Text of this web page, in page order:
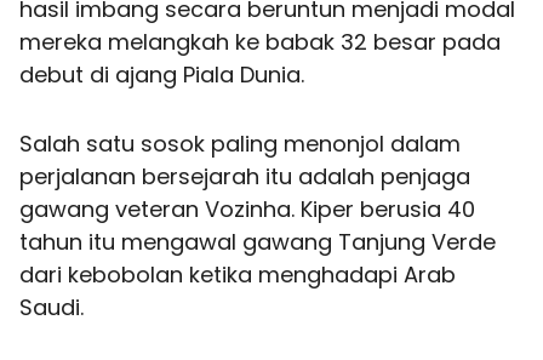
hasil imbang secara beruntun menjadi modal
mereka melangkah ke babak 32 besar pada
debut di ajang Piala Dunia.
Salah satu sosok paling menonjol dalam
perjalanan bersejarah itu adalah penjaga
gawang veteran Vozinha. Kiper berusia 40
tahun itu mengawal gawang Tanjung Verde
dari kebobolan ketika menghadapi Arab
Saudi.